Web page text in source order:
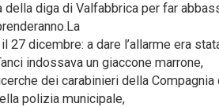
della diga di Valfabbrica per far
27 dicembre: a dare l’allarme era
indossava un giaccone marrone,
dei carabinieri della
polizia municipale,